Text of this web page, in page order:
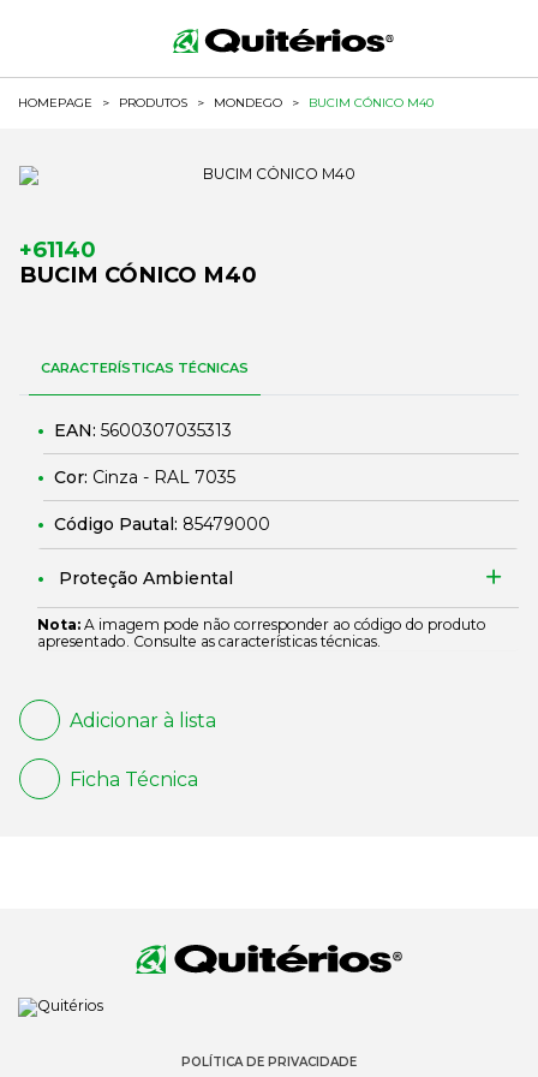
HOMEPAGE > PRODUTOS > MONDEGO > BUCIM CÓNICO M40
+61140
BUCIM CÓNICO M40
CARACTERÍSTICAS TÉCNICAS
EAN: 5600307035313
Cor: Cinza - RAL 7035
Código Pautal: 85479000
Proteção Ambiental
Nota: A imagem pode não corresponder ao código do produto
apresentado. Consulte as características técnicas.
Adicionar à lista
Ficha Técnica
POLÍTICA DE PRIVACIDADE